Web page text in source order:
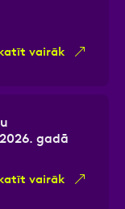
vairāk
gadā
vairāk